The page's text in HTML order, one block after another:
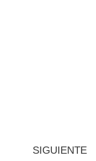
SIGUIENTE